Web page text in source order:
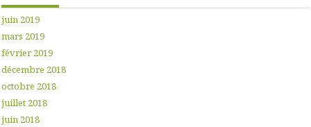
juin 2019
mars 2019
février 2019
décembre 2018
octobre 2018
juillet 2018
juin 2018